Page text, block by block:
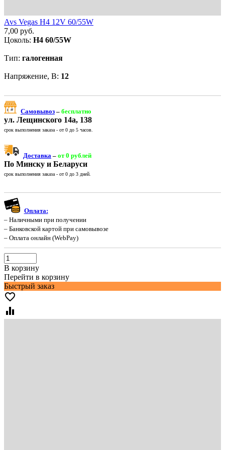
Avs Vegas H4 12V 60/55W
7,00 руб.
Цоколь: H4 60/55W
Тип: галогенная
Напряжение, В: 12
Самовывоз – бесплатно
ул. Лещинского 14а, 138
срок выполнения заказа - от 0 до 5 часов.
Доставка – от 0 рублей
По Минску и Беларуси
срок выполнения заказа - от 0 до 3 дней.
Оплата:
– Наличными при получении
– Банковской картой при самовывозе
– Оплата онлайн (WebPay)
В корзину
Перейти в корзину
Быстрый заказ
favorite_border
equalizer